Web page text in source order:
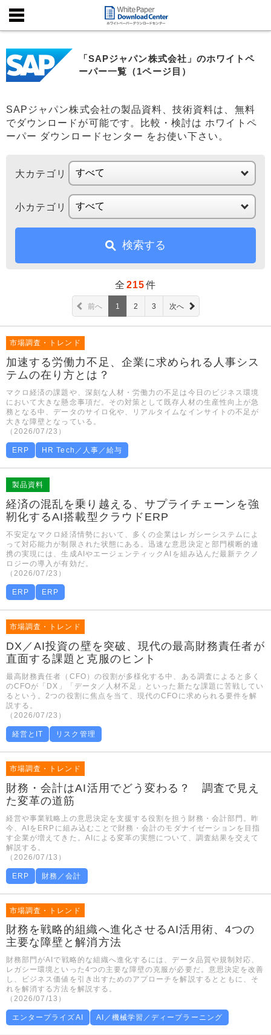
「SAPジャパン株式会社」のホワイトペ
ーパー一覧（1ページ目）
SAPジャパン株式会社の製品資料、技術資料は、無料
でダウンロードが可能です。比較・検討は ホワイトペ
ーパー ダウンロードセンター をお使い下さい。
大カテゴリ
小カテゴリ
検索する
全 215件
前へ 1 2 3 次へ
市場調査・トレンド
加速する労働力不足、企業に求められる人事シス
テムの在り方とは？
マクロ経済の課題や、深刻な人材・労働力の不足は今日のビジネス環境
において大きな懸念事項だ。その対策として既存人材の生産性向上が急
務となる中、データのサイロ化や、リアルタイムなインサイトの不足が
大きな障壁となっている。
（2026/07/23）
ERP HR Tech／人事／給与
製品資料
経済の混乱を乗り越える、サプライチェーンを強
靭化するAI搭載型クラウドERP
不安定なマクロ経済情勢において、多くの企業はレガシーシステムによ
って対応能力が制限された状態にある。迅速な意思決定と部門横断的連
携の実現には、生成AIやエージェンティックAIを組み込んだ最新テクノ
ロジーの導入が有効だ。
（2026/07/23）
ERP ERP
市場調査・トレンド
DX／AI投資の壁を突破、現代の最高財務責任者が
直面する課題と克服のヒント
最高財務責任者（CFO）の役割が多様化する中、ある調査によると多く
のCFOが「DX」「データ／人材不足」といった新たな課題に苦戦してい
るという。2つの役割に焦点を当て、現代のCFOに求められる要件を解
説する。
（2026/07/23）
経営とIT リスク管理
市場調査・トレンド
財務・会計はAI活用でどう変わる？ 調査で見え
た変革の道筋
経営や事業戦略上の意思決定を支援する役割を担う財務・会計部門。昨
今、AIをERPに組み込むことで財務・会計のモダナイゼーションを目指
す企業が増えてきた。AIによる変革の実態について、調査結果を交えて
解説する。
（2026/07/13）
ERP 財務／会計
市場調査・トレンド
財務を戦略的組織へ進化させるAI活用術、4つの
主要な障壁と解消方法
財務部門がAIで戦略的な組織へ進化するには、データ品質や規制対応、
レガシー環境といった4つの主要な障壁の克服が必要だ。意思決定を改善
し、ビジネス価値を引き出すためのアプローチを解説するとともに、そ
れを解消する方法を解説する。
（2026/07/13）
エンタープライズAI AI／機械学習／ディープラーニング